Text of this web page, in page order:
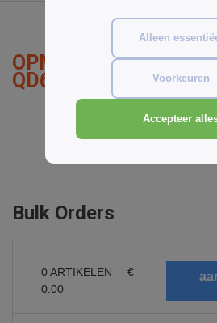
OPMERKINGEN OVER
QD613
Bulk Orders
0 ARTIKELEN
€
0.00
Alleen
Voorkeuren
Accepteer